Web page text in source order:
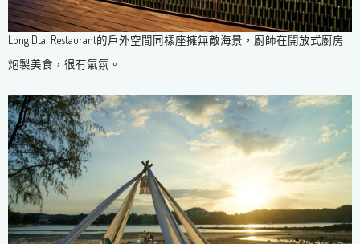
Long Dtai Restaurant的戶外空間同樣座擁無敵海景，廚師在開放式廚房
炮製美食，很有氣氛。